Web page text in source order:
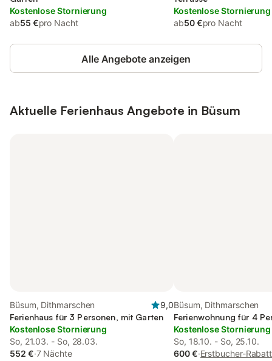
Kostenlose Stornierung
ab55 €pro Nacht
Kostenlose Stornierung
ab50 €pro Nacht
Alle Angebote anzeigen
Aktuelle Ferienhaus Angebote in Büsum
Büsum, Dithmarschen
9,0
Ferienhaus für 3 Personen, mit Garten
Kostenlose Stornierung
So, 21.03. - So, 28.03.
552 €·7 Nächte
Büsum, Dithmarschen
Ferienwohnung für 4
Kostenlose Stornierung
So, 18.10. - So, 25.10.
600 €·Erstbucher-Rabatt